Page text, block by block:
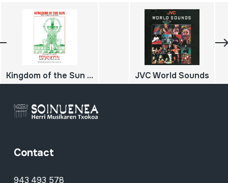
Kingdom of the Sun Peru's Inca Heritage; Fiestas of Peru; Music of the High Andes JVC World Sounds
Contact
943 493 578